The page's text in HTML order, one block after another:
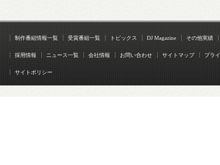
制作番組情報一覧 受賞番組一覧 トピックス DJ Magazine その他実績
採用情報 ニュース一覧 会社情報 お問い合わせ サイトマップ プラ
サイトポリシー